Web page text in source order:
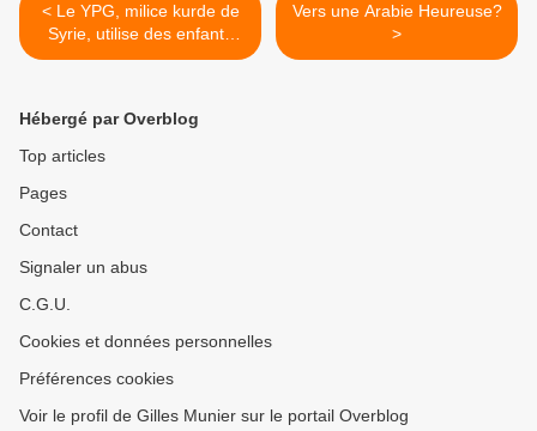
< Le YPG, milice kurde de
Syrie, utilise des enfants
soldats
Vers une Arabie Heureuse?
>
Hébergé par Overblog
Top articles
Pages
Contact
Signaler un abus
C.G.U.
Cookies et données personnelles
Préférences cookies
Voir le profil de Gilles Munier sur le portail Overblog